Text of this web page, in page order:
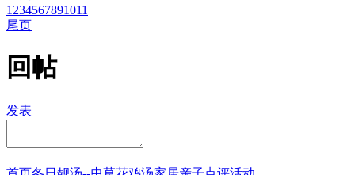
1 234567891011
尾页
回帖
发表